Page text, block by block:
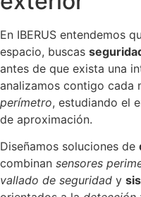
En IBERUS entendemos
espacio, buscas
antes de que exista una
analizamos contigo cada
perímetro, estudiando el
de aproximación.
Diseñamos soluciones de
combinan sensores
vallado de seguridad y